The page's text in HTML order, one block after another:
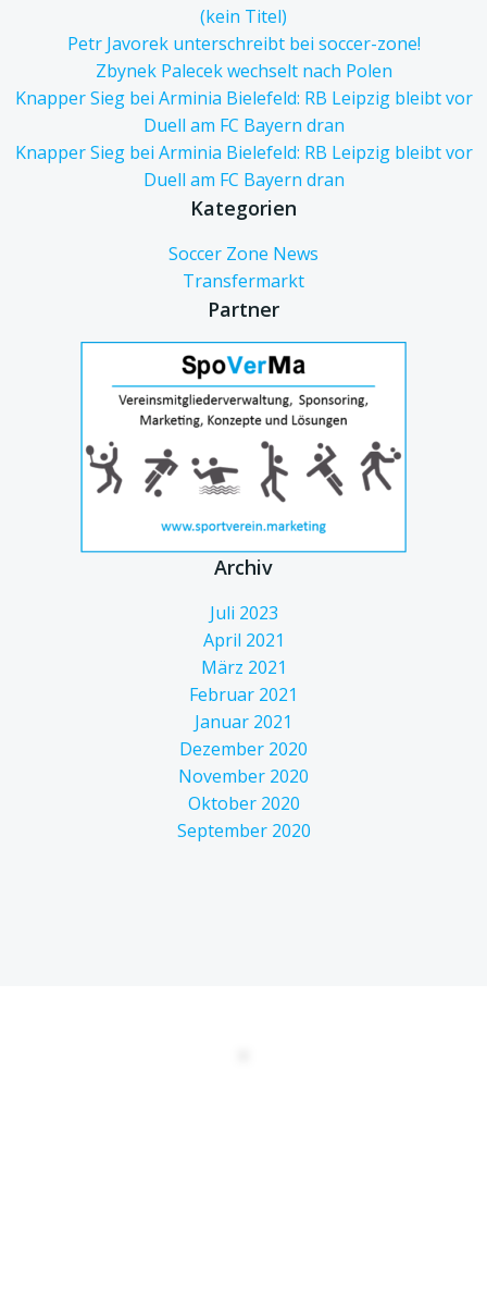
(kein Titel)
Petr Javorek unterschreibt bei soccer-zone!
Zbynek Palecek wechselt nach Polen
Knapper Sieg bei Arminia Bielefeld: RB Leipzig bleibt vor
Duell am FC Bayern dran
Knapper Sieg bei Arminia Bielefeld: RB Leipzig bleibt vor
Duell am FC Bayern dran
Kategorien
Soccer Zone News
Transfermarkt
Partner
Archiv
Juli 2023
April 2021
März 2021
Februar 2021
Januar 2021
Dezember 2020
November 2020
Oktober 2020
September 2020